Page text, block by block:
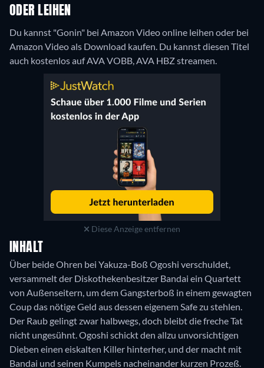
ODER LEIHEN
Du kannst "Gonin" bei Amazon Video online leihen oder bei
Amazon Video als Download kaufen. Du kannst diesen Titel
auch kostenlos auf AVA VOBB, AVA HBZ streamen.
Diese Anzeige entfernen
INHALT
Über beide Ohren bei Yakuza-Boß Ogoshi verschuldet,
versammelt der Diskothekenbesitzer Bandai ein Quartett
von Außenseitern, um dem Gangsterboß in einem gewagten
Coup das nötige Geld aus dessen eigenem Safe zu stehlen.
Der Raub gelingt zwar halbwegs, doch bleibt die freche Tat
nicht ungesühnt. Ogoshi schickt den allzu unvorsichtigen
Dieben einen eiskalten Killer hinterher, und der macht mit
Bandai und seinen Kumpels nacheinander kurzen Prozeß.